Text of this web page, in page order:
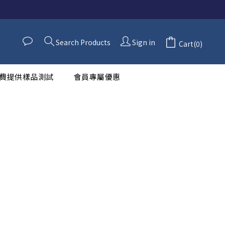
Search Products Sign in Cart(0)
提供樣品測試 會員專屬優惠